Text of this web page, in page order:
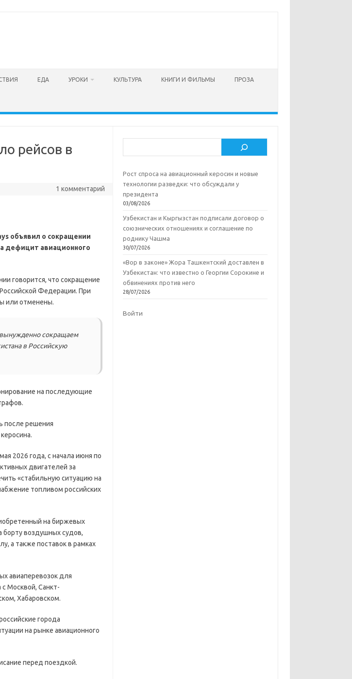
ЕДА УРОКИ КУЛЬТУРА КНИГИ И ФИЛЬМЫ ПРОЗА
рейсов в
1 комментарий
объявил о сокращении
дефицит авиационного
говорится, что сокращение
Федерации. При
или отменены.
вынужденно сокращаем
в Российскую
на последующие
после решения
2026 года, с начала июня по
двигателей за
«стабильную ситуацию на
топливом российских
на биржевых
борту воздушных судов,
а также поставок в рамках
авиаперевозок для
с Москвой, Санкт-
Хабаровском.
города
на рынке авиационного
перед поездкой.
Рост спроса на авиационный керосин и новые
технологии разведки: что обсуждали у
президента
03/08/2026
Узбекистан и Кыргызстан подписали договор о
союзнических отношениях и соглашение по
роднику Чашма
30/07/2026
«Вор в законе» Жора Ташкентский доставлен в
Узбекистан: что известно о Георгии Сорокине и
обвинениях против него
28/07/2026
Войти